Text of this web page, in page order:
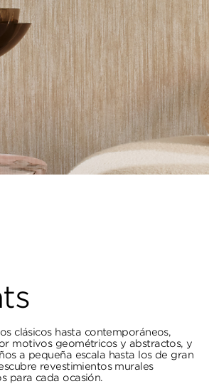
clásicos hasta contemporáneos,
motivos geométricos y abstractos, y
a pequeña escala hasta los de gran
revestimientos murales
para cada ocasión.